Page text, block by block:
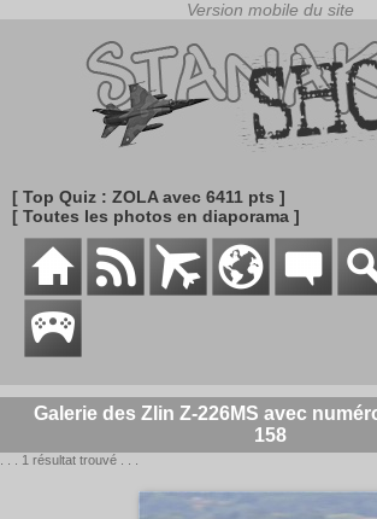
[ Top Quiz : ZOLA avec 6411 pts ]
[ Toutes les photos en diaporama ]
Galerie des Zlin Z-226MS avec
158
. . . 1 résultat trouvé . . .